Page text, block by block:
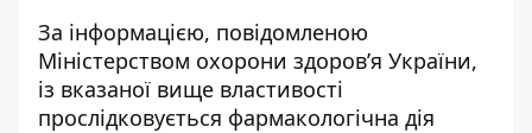
За інформацією, повідомленою
Міністерством охорони здоров’я України,
із вказаної вище властивості
прослідковується фармакологічна дія